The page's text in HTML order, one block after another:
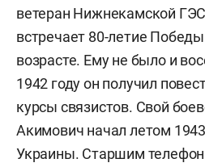
ветеран Нижнекамской ГЭС
встречает 80-летие
возрасте. Ему не было и
1942 году он получил
курсы связистов. Свой
Акимович начал летом
Украины. Старшим